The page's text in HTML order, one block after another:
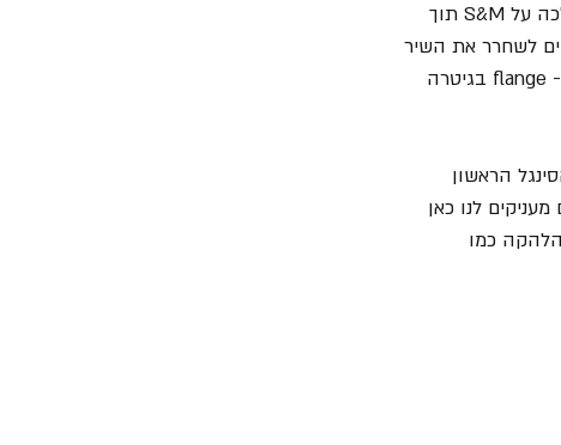
מסולו תופים קצר בהמשכו. לפני מטאליקה ועוד הרבה לפני שריהאנה נולדה, ליזי הרזה הלכה על S&M תוך
לשחרר את השיר
הזה כסינגל. קטע קצת שונה מהנוף המוכר של "ליזי הרזה" אנחנו חייבים לומר, עם אפקט ה- flange בגיטרה
הראשון
לנו כאן
כמו